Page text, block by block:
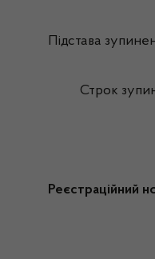
Підстава
Строк
Реєстраційний